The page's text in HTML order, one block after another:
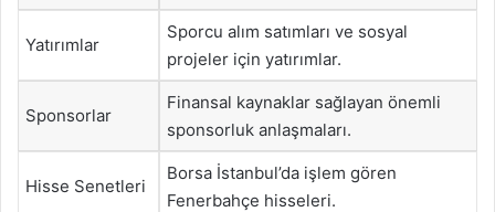
Yatırımlar
Sporcu alım satımları ve sosyal
projeler için yatırımlar.
Sponsorlar
Finansal kaynaklar sağlayan önemli
sponsorluk anlaşmaları.
Hisse Senetleri
Borsa İstanbul’da işlem gören
Fenerbahçe hisseleri.